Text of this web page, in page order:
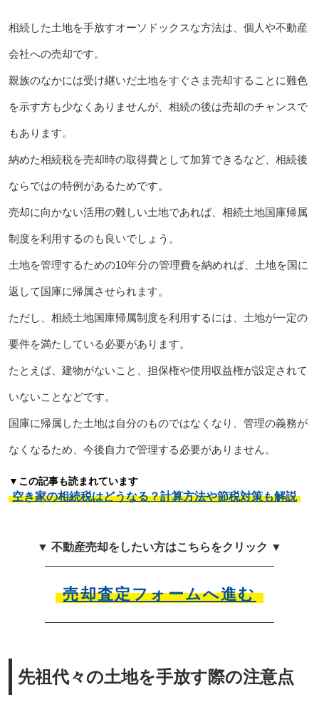
相続した土地を手放すオーソドックスな方法は、個人や不動産
会社への売却です。
親族のなかには受け継いだ土地をすぐさま売却することに難色
を示す方も少なくありませんが、相続の後は売却のチャンスで
もあります。
納めた相続税を売却時の取得費として加算できるなど、相続後
ならではの特例があるためです。
売却に向かない活用の難しい土地であれば、相続土地国庫帰属
制度を利用するのも良いでしょう。
土地を管理するための10年分の管理費を納めれば、土地を国に
返して国庫に帰属させられます。
ただし、相続土地国庫帰属制度を利用するには、土地が一定の
要件を満たしている必要があります。
たとえば、建物がないこと、担保権や使用収益権が設定されて
いないことなどです。
国庫に帰属した土地は自分のものではなくなり、管理の義務が
なくなるため、今後自力で管理する必要がありません。
▼この記事も読まれています
空き家の相続税はどうなる？計算方法や節税対策も解説
▼ 不動産売却をしたい方はこちらをクリック ▼
売却査定フォームへ進む
先祖代々の土地を手放す際の注意点